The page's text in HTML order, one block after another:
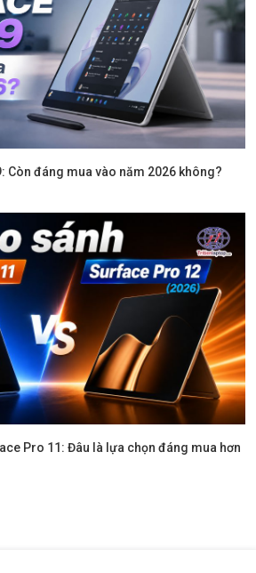
Còn đáng mua vào năm 2026 không?
Pro 11: Đâu là lựa chọn đáng mua hơn